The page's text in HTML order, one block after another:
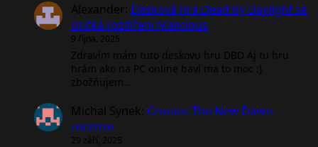
Alexander: Desková hra Dead by Daylight se
dočká rozšíření Malicious
9 října, 2025
Zdravím mám tuto deskovu hru DBD Aj tu hru
hrám ako na PC online baví ma to moc :)
zbožňujem…
Michal Synek: Cronos: The New Dawn –
recenze
29 září, 2025